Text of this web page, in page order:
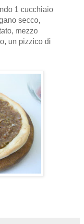
1 cucchiaio
secco,
mezzo
un pizzico di